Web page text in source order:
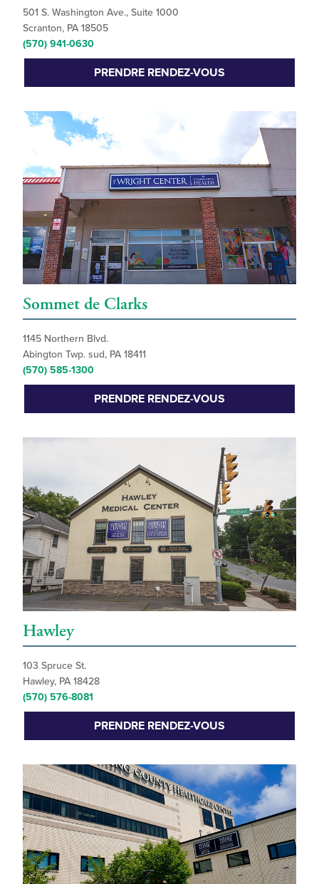
501 S. Washington Ave., Suite 1000
Scranton, PA 18505
(570) 941-0630
PRENDRE RENDEZ-VOUS
Sommet de Clarks
1145 Northern Blvd.
Abington Twp. sud, PA 18411
(570) 585-1300
PRENDRE RENDEZ-VOUS
Hawley
103 Spruce St.
Hawley, PA 18428
(570) 576-8081
PRENDRE RENDEZ-VOUS